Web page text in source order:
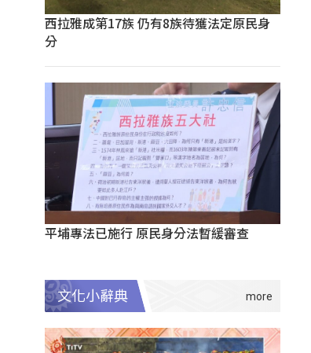
西拉雅成第17族 仍有8族待獲法定原民身
分
平埔專法已施行 原民身分法暫緩審查
文化小辭典